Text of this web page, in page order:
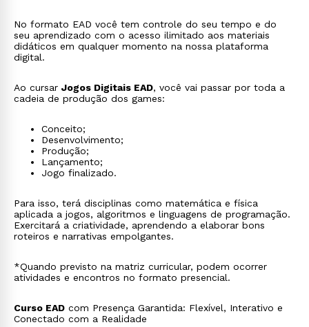
No formato EAD você tem controle do seu tempo e do
seu aprendizado com o acesso ilimitado aos materiais
didáticos em qualquer momento na nossa plataforma
digital.
Ao cursar Jogos Digitais EAD, você vai passar por toda a
cadeia de produção dos games:
Conceito;
Desenvolvimento;
Produção;
Lançamento;
Jogo finalizado.
Para isso, terá disciplinas como matemática e física
aplicada a jogos, algoritmos e linguagens de programação.
Exercitará a criatividade, aprendendo a elaborar bons
roteiros e narrativas empolgantes.
*Quando previsto na matriz curricular, podem ocorrer
atividades e encontros no formato presencial.
Curso EAD com Presença Garantida: Flexível, Interativo e
Conectado com a Realidade